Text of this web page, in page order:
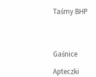
Taśmy BHP
Gaśnice
Apteczki